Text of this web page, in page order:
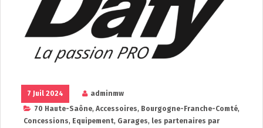
7 Juil 2024
adminmw
70 Haute-Saône, Accessoires, Bourgogne-Franche-Comté,
Concessions, Equipement, Garages, les partenaires par